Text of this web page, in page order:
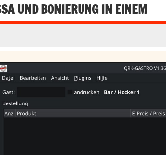
UND BONIERUNG IN EINEM